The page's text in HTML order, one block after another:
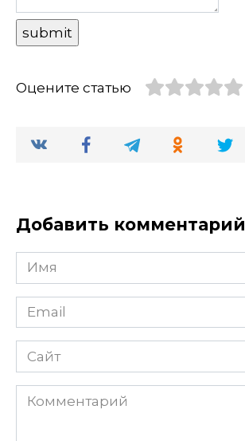
Оцените статью
Добавить комментарий
Имя
Email
Сайт
Комментарий